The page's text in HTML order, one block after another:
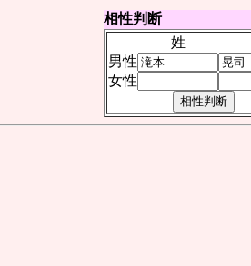
相性判断
姓
男性
女性